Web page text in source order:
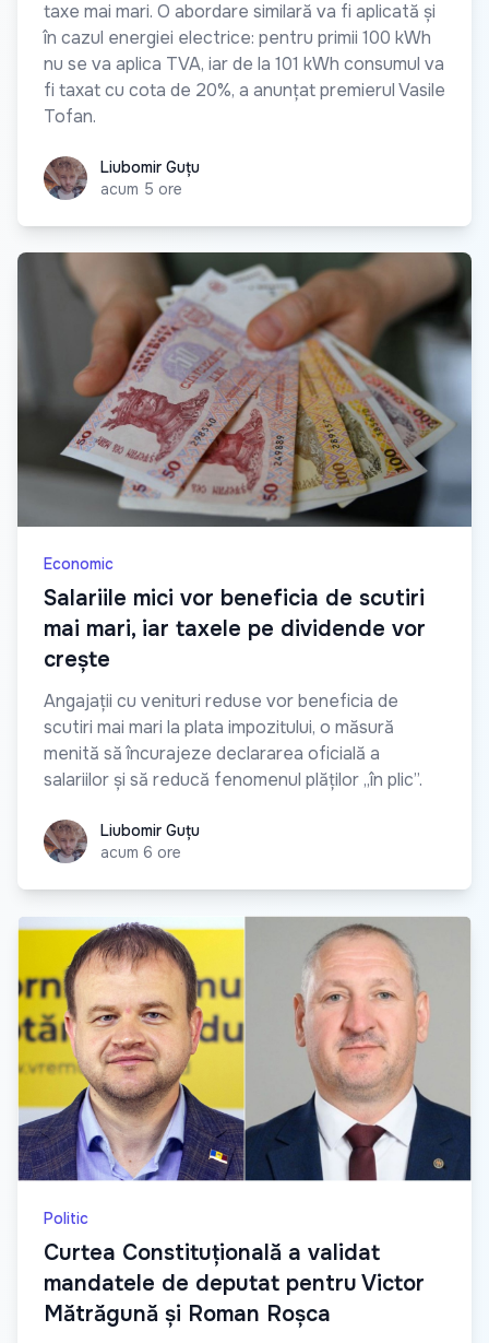
taxe mai mari. O abordare similară va fi aplicată și
în cazul energiei electrice: pentru primii 100 kWh
nu se va aplica TVA, iar de la 101 kWh consumul va
fi taxat cu cota de 20%, a anunțat premierul Vasile
Tofan.
Liubomir Guțu
Liubomir Guțu
acum 5 ore
Economic
Salariile mici vor beneficia de scutiri
mai mari, iar taxele pe dividende vor
crește
Angajații cu venituri reduse vor beneficia de
scutiri mai mari la plata impozitului, o măsură
menită să încurajeze declararea oficială a
salariilor și să reducă fenomenul plăților „în plic”.
Liubomir Guțu
Liubomir Guțu
acum 6 ore
Politic
Curtea Constituțională a validat
mandatele de deputat pentru Victor
Mătrăgună și Roman Roșca